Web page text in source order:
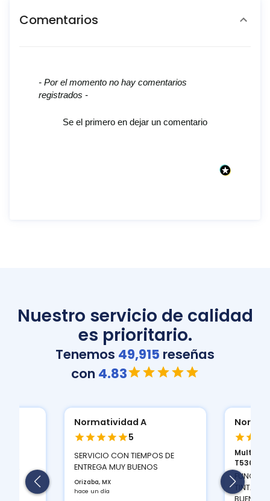
Comentarios
- Por el momento no hay comentarios
registrados -
Se el primero en dejar un comentario
New content loaded
Nuestro servicio de calidad
es prioritario.
Tenemos 49,915 reseñas
con 4.83
Normatividad A
5
SERVICIO CON TIEMPOS DE
ENTREGA MUY BUENOS
Orizaba, MX
hace un día
T530D...
TINTAS